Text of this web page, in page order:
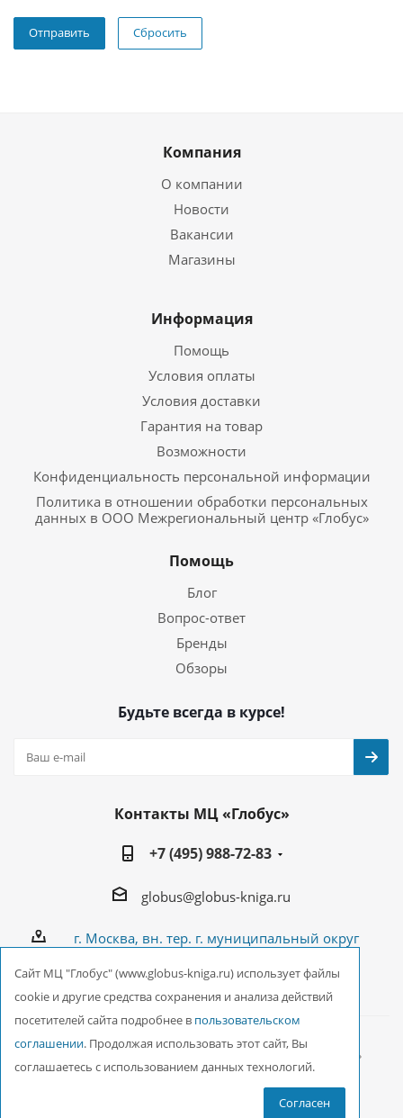
Сбросить
Компания
О компании
Новости
Вакансии
Магазины
Информация
Помощь
Условия оплаты
Условия доставки
Гарантия на товар
Возможности
Конфиденциальность персональной информации
Политика в отношении обработки персональных
данных в ООО Межрегиональный центр «Глобус»
Помощь
Блог
Вопрос-ответ
Бренды
Обзоры
Будьте всегда в курсе!
Контакты МЦ «Глобус»
+7 (495) 988-72-83
globus@globus-kniga.ru
г. Москва, вн. тер. г. муниципальный округ
2026 © ООО Межрегиональный Центр «Глобус»
Cайт МЦ "Глобус" (www.globus-kniga.ru) использует файлы
cookie и другие средства сохранения и анализа действий
посетителей сайта подробнее в пользовательском
соглашении. Продолжая использовать этот сайт, Вы
соглашаетесь с использованием данных технологий.
Согласен